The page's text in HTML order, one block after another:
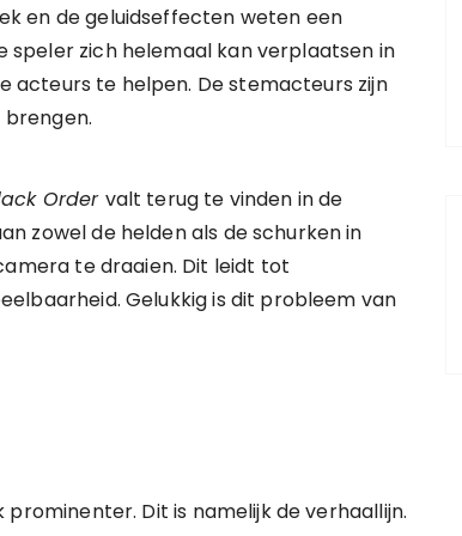
en de geluidseffecten weten een
zich helemaal kan verplaatsen in
acteurs te helpen. De stemacteurs zijn
Order valt terug te vinden in de
zowel de helden als de schurken in
te draaien. Dit leidt tot
Gelukkig is dit probleem van
Dit is namelijk de verhaallijn.